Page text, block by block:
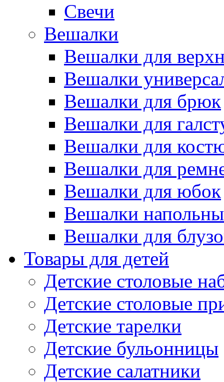
Свечи
Вешалки
Вешалки для
Вешалки
Вешалки для брюк
Вешалки для
Вешалки для
Вешалки для
Вешалки для юбок
Вешалки
Вешалки для
Товары для детей
Детские столовые
Детские столовые
Детские тарелки
Детские бульонницы
Детские салатники